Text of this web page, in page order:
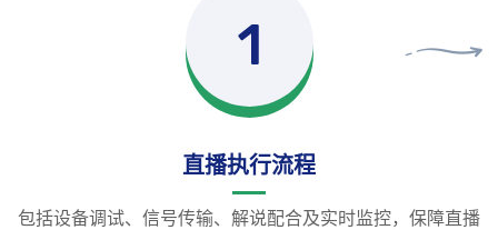
1
直播执行流程
包括设备调试、信号传输、解说配合及实时监控，保障直播